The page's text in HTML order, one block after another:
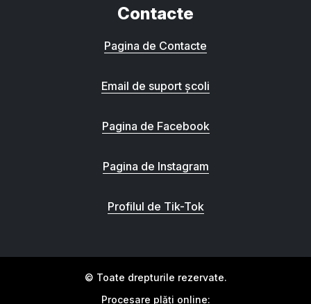
Contacte
Pagina de Contacte
Email de suport școli
Pagina de Facebook
Pagina de Instagram
Profilul de Tik-Tok
© Toate drepturile rezervate.
Procesare plăți online: